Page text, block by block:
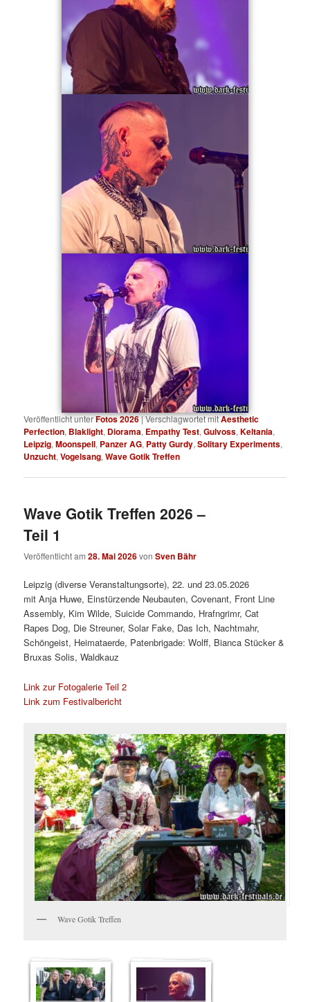
Veröffentlicht unterFotos 2026|Verschlagwortet mitAesthetic
Perfection, Blaklight, Diorama, Empathy Test,Gulvoss,Keltania,
Leipzig,Moonspell, Panzer AG, Patty Gurdy,Solitary Experiments,
Unzucht,Vogelsang,Wave Gotik Treffen
Wave Gotik Treffen 2026 –
Teil 1
Veröffentlicht am28. Mai 2026vonSven Bähr
Leipzig (diverse Veranstaltungsorte), 22. und 23.05.2026
mit Anja Huwe, Einstürzende Neubauten, Covenant, Front Line
Assembly, Kim Wilde, Suicide Commando, Hrafngrimr, Cat
Rapes Dog, Die Streuner, Solar Fake, Das Ich, Nachtmahr,
Schöngeist, Heimataerde, Patenbrigade: Wolff, Bianca Stücker &
Bruxas Solis, Waldkauz
Link zur Fotogalerie Teil 2
Link zum Festivalbericht
Wave Gotik Treffen